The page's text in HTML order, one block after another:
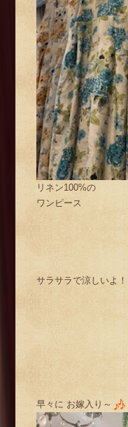
リネン100%の
ワンピース
サラサラで涼しいよ！
早々に お嫁入り～